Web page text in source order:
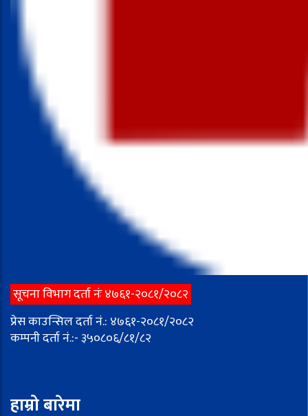
सूचना विभाग दर्ता नंः ४७६१-२०८१/२०८२
प्रेस काउन्सिल दर्ता नं.: ४७६१-२०८१/२०८२
कम्पनी दर्ता नं.:- ३५०८०६/८१/८२
हाम्रो बारेमा